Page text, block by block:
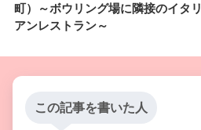
町）～ボウリング場に隣接のイタリ
アンレストラン～
この記事を書いた人